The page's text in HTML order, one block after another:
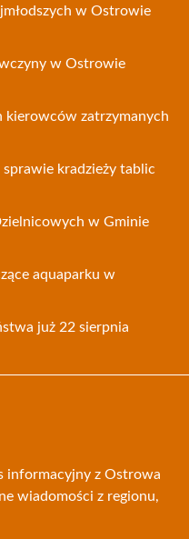
w Ostrowie
w Ostrowie
kierowców zatrzymanych
kradzieży tablic
w Gminie
aquaparku w
już 22 sierpnia
informacyjny z Ostrowa
wiadomości z regionu,